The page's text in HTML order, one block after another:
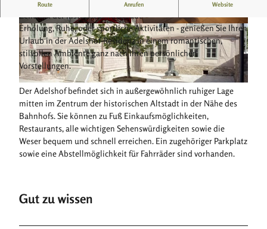
© Adelshof Residenz | CC-BY-SA
© Adelshof Residenz |CC-BY-SA © Adelshof Residenz |CC-BY-SA
Route Anrufen Website
Großzügige und modern eingerichtete Ferienwohnung im
Zentrum der historischen Altstadt
​Erholung, Ruhe, oder sportliche Aktivitäten - genießen Sie Ihren
Urlaub in der Adelshof-Residenz in einem romantischen,
stilvollen Ambiente ganz nach Ihren persönlichen
Vorstellungen.
Der Adelshof befindet sich in außergewöhnlich ruhiger Lage
mitten im Zentrum der historischen Altstadt in der Nähe des
Bahnhofs. Sie können zu Fuß Einkaufsmöglichkeiten,
Restaurants, alle wichtigen Sehenswürdigkeiten sowie die
Weser bequem und schnell erreichen. Ein zugehöriger Parkplatz
sowie eine Abstellmöglichkeit für Fahrräder sind vorhanden.
Gut zu wissen